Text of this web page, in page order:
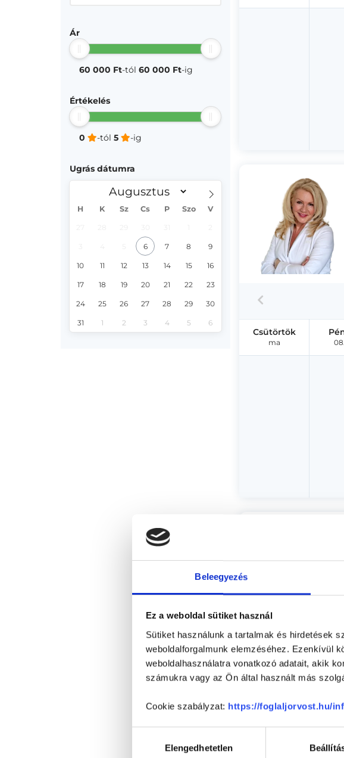
Beleegyezés
Ez a weboldal sütiket használ
Sütiket használunk a tartalmak és hirdetések
weboldalforgalmunk elemzéséhez. Ezenkívül
weboldalhasználatra vonatkozó adatait, akik
számukra vagy az Ön által használt más
Cookie szabályzat: https://foglaljorvost.hu/
kiválasztásaElengedhetetlen
Ár
60 000 Ft-tól 60 000 Ft-ig
Értékelés
0 -tól 5 -ig
Ugrás dátumra
H K Sz Cs P Szo V
6 7 8 9
10 11 12 13 14 15 16
17 18 19 20 21 22 23
24 25 26 27 28 29 30
31 1 2 3 4 5 6
Csütörtök
ma
Csütörtök